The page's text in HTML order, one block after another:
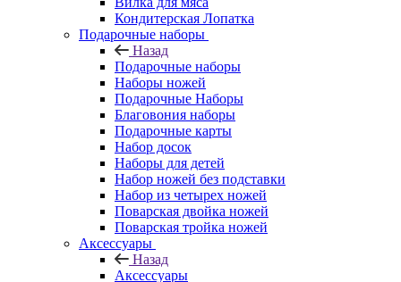
Кондитерская Лопатка
Подарочные наборы
Назад
Подарочные наборы
Наборы ножей
Подарочные Наборы
Благовония наборы
Подарочные карты
Набор досок
Наборы для детей
Набор ножей без подставки
Набор из четырех ножей
Поварская двойка ножей
Поварская тройка ножей
Аксессуары
Назад
Аксессуары